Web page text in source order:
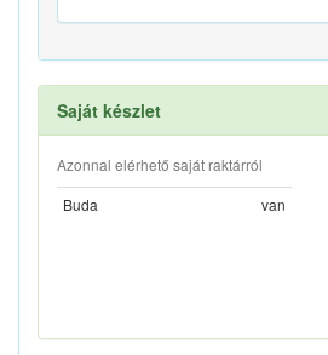
Saját készlet
Azonnal elérhető saját raktárról
Buda
van